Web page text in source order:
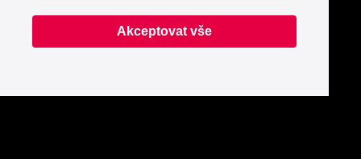
Akceptovat vše